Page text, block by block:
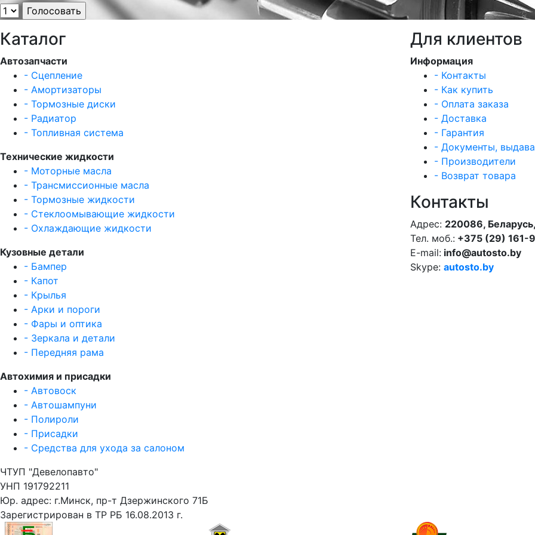
Каталог
Автозапчасти
- Сцепление
- Амортизаторы
- Тормозные диски
- Радиатор
- Топливная система
Технические жидкости
- Моторные масла
- Трансмиссионные масла
- Тормозные жидкости
- Стеклоомывающие жидкости
- Охлаждающие жидкости
Кузовные детали
- Бампер
- Капот
- Крылья
- Арки и пороги
- Фары и оптика
- Зеркала и детали
- Передняя рама
Автохимия и присадки
- Автовоск
- Автошампуни
- Полироли
- Присадки
- Средства для ухода за салоном
Для клиентов
Информация
- Контакты
- Как купить
- Оплата заказа
- Доставка
- Гарантия
- Документы,
- Производители
- Возврат товара
Контакты
Адрес: 220086,
Тел. моб.: +375 (29) 161-
E-mail: info@autosto.by
Skype: autosto.by
ЧТУП "Девелопавто"
УНП 191792211
Юр. адрес: г.Минск, пр-т Дзержинского 71Б
Зарегистрирован в ТР РБ 16.08.2013 г.